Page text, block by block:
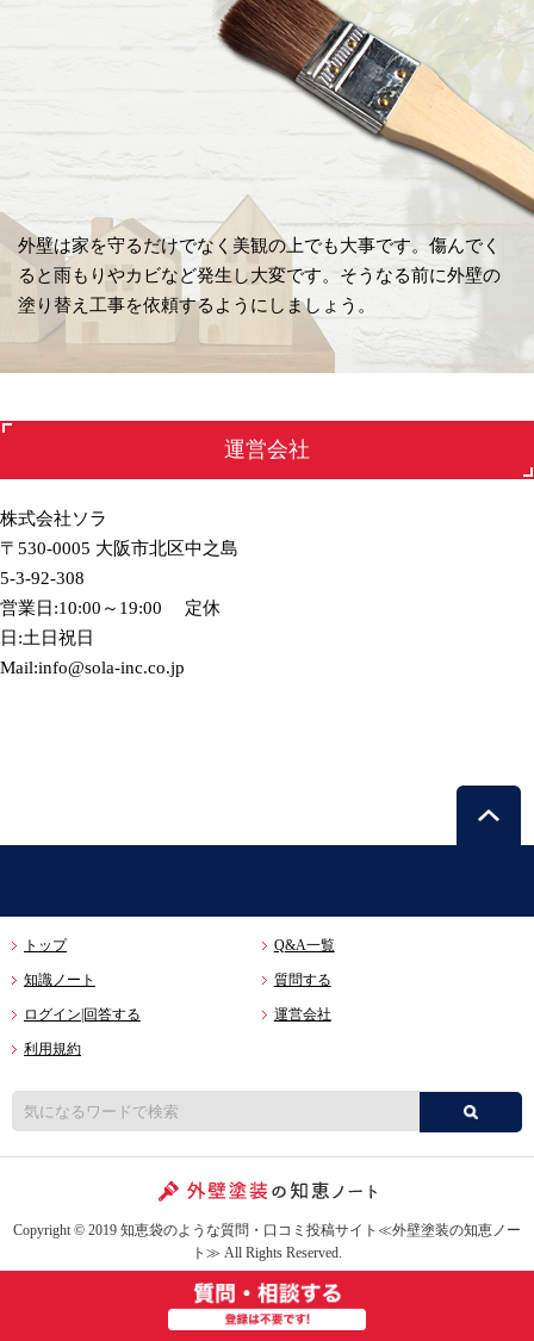
外壁は家を守るだけでなく美観の上でも大事です。傷んでく
ると雨もりやカビなど発生し大変です。そうなる前に外壁の
塗り替え工事を依頼するようにしましょう。
運営会社
株式会社ソラ
〒530-0005 大阪市北区中之島
5-3-92-308
営業日:10:00～19:00 定休
日:土日祝日
Mail:info@sola-inc.co.jp
トップ Q&A一覧
知識ノート 質問する
ログイン|回答する 運営会社
利用規約
Copyright © 2019 知恵袋のような質問・口コミ投稿サイト≪外壁塗装の知恵ノー
ト≫ All Rights Reserved.